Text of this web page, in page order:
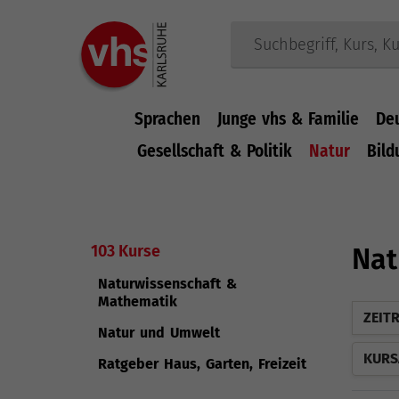
Sprachen Junge vhs & Familie
Gesellschaft & Politik
Natur
103 Kurse
Naturwissenschaft &
Mathematik
Natur und Umwelt
Ratgeber Haus, Garten, Freizeit